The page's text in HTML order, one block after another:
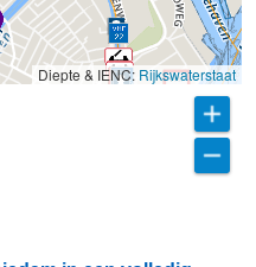
Diepte & IENC: Rijkswaterstaat